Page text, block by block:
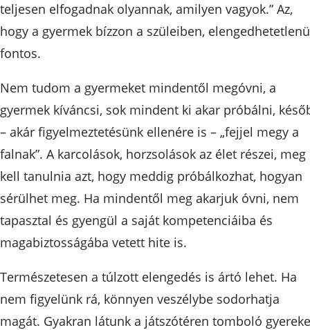
teljesen elfogadnak olyannak, amilyen vagyok.” Az,
hogy a gyermek bízzon a szüleiben,
fontos.
Nem tudom a gyermeket mindentől megóvni, a
gyermek kíváncsi, sok mindent ki akar próbálni,
– akár figyelmeztetésünk ellenére is – „fejjel megy a
falnak”. A karcolások, horzsolások az élet részei, meg
kell tanulnia azt, hogy meddig próbálkozhat, hogyan
sérülhet meg. Ha mindentől meg akarjuk óvni, nem
tapasztal és gyengül a saját kompetenciáiba és
magabiztosságába vetett hite is.
Természetesen a túlzott elengedés is ártó lehet. Ha
nem figyelünk rá, könnyen veszélybe sodorhatja
magát. Gyakran látunk a játszótéren tomboló